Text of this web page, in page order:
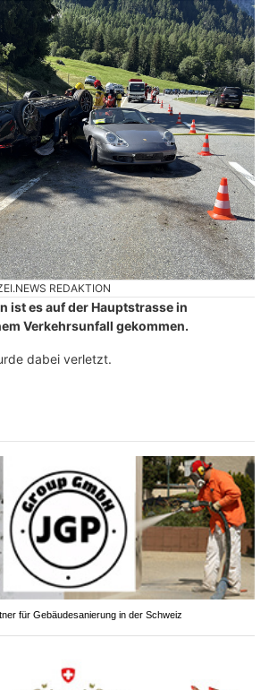
REDAKTION
ist es auf der Hauptstrasse in
Verkehrsunfall gekommen.
dabei verletzt.
für Gebäudesanierung in der Schweiz